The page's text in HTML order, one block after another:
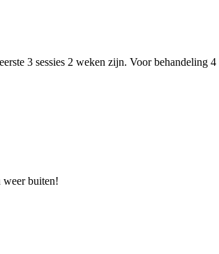
3 sessies 2 weken zijn. Voor behandeling
weer buiten!